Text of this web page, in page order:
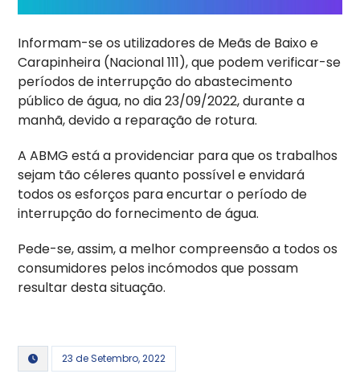
Informam-se os utilizadores de Meãs de Baixo e
Carapinheira (Nacional 111), que podem verificar-se
períodos de interrupção do abastecimento
público de água, no dia 23/09/2022, durante a
manhã, devido a reparação de rotura.
A ABMG está a providenciar para que os trabalhos
sejam tão céleres quanto possível e envidará
todos os esforços para encurtar o período de
interrupção do fornecimento de água.
Pede-se, assim, a melhor compreensão a todos os
consumidores pelos incómodos que possam
resultar desta situação.
23 de Setembro, 2022